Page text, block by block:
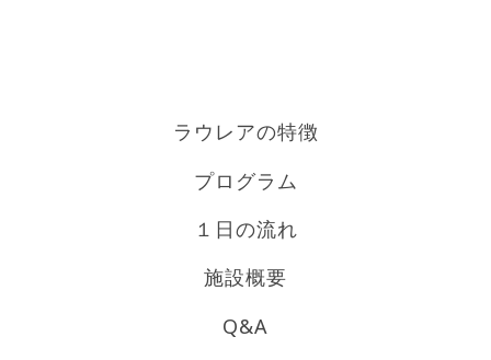
ラウレアの特徴
プログラム
１日の流れ
施設概要
Q&A